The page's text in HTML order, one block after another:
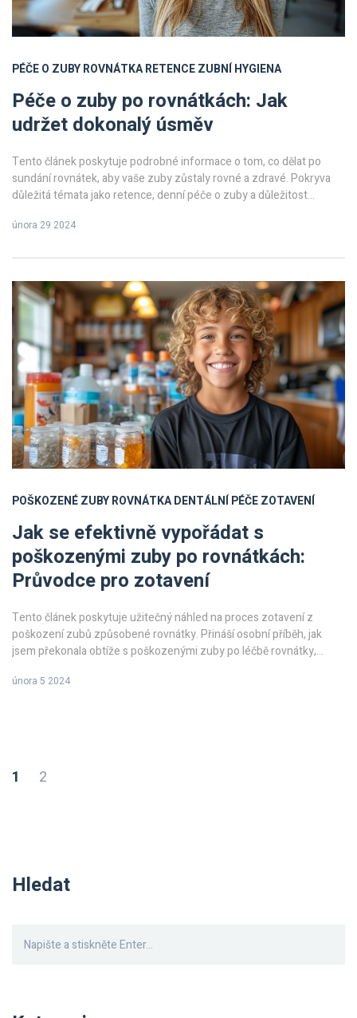
PÉČE O ZUBYROVNÁTKARETENCEZUBNÍ HYGIENA
Péče o zuby po rovnátkách: Jak
udržet dokonalý úsměv
Tento článek poskytuje podrobné informace o tom, co dělat po
sundání rovnátek, aby vaše zuby zůstaly rovné a zdravé. Pokryva
důležitá témata jako retence, denní péče o zuby a důležitost
dokonalý úsměv i po sundání rovnátek, a najdou zde tipy na to, jak si
února 29 2024
POŠKOZENÉ ZUBYROVNÁTKADENTÁLNÍ PÉČEZOTAVENÍ
Jak se efektivně vypořádat s
poškozenými zuby po rovnátkách:
Průvodce pro zotavení
Tento článek poskytuje užitečný náhled na proces zotavení z
poškození zubů způsobené rovnátky. Přináší osobní příběh, jak
jsem překonala obtíže s poškozenými zuby po léčbě rovnátky,
se o komplexní průvodce plný užitečných rad, jak zajistit zdraví
února 5 2024
1 2
Hledat